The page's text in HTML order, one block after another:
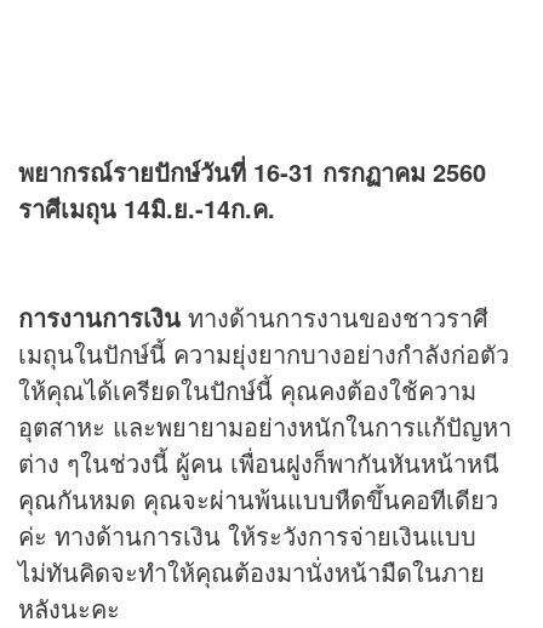
พยากรณ์รายปักษ์วันที่ 16-31 กรกฏาคม 2560
ราศีเมถุน 14มิ.ย.-14ก.ค.
การงานการเงิน ทางด้านการงานของชาวราศี
เมถุนในปักษ์นี้ ความยุ่งยากบางอย่างกำลังก่อตัว
ให้คุณได้เครียดในปักษ์นี้ คุณคงต้องใช้ความ
อุตสาหะ และพยายามอย่างหนักในการแก้ปัญหา
ต่าง ๆในช่วงนี้ ผู้คน เพื่อนฝูงก็พากันหันหน้าหนี
คุณกันหมด คุณจะผ่านพ้นแบบหืดขึ้นคอทีเดียว
ค่ะ ทางด้านการเงิน ให้ระวังการจ่ายเงินแบบ
ไม่ทันคิดจะทำให้คุณต้องมานั่งหน้ามืดในภาย
หลังนะคะ